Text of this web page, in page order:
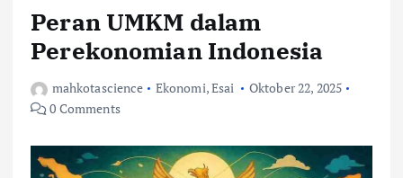
Peran UMKM dalam
Perekonomian Indonesia
mahkotascience Ekonomi,Esai
Oktober 22, 2025
0 Comments